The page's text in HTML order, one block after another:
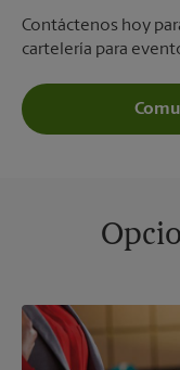
Contáctenos hoy
cartelería para